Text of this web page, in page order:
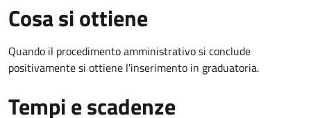
Cosa si ottiene
Quando il procedimento amministrativo si conclude
positivamente si ottiene l'inserimento in graduatoria.
Tempi e scadenze